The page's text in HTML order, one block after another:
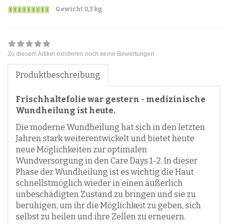
Gewicht 0,3 kg
Zu diesem Artikel existieren noch keine Bewertungen
Produktbeschreibung
Frischhaltefolie war gestern - medizinische
Wundheilung ist heute.
Die moderne Wundheilung hat sich in den letzten
Jahren stark weiterentwickelt und bietet heute
neue Möglichkeiten zur optimalen
Wundversorgung in den Care Days 1-2. In dieser
Phase der Wundheilung ist es wichtig die Haut
schnellstmöglich wieder in einen äußerlich
unbeschädigten Zustand zu bringen und sie zu
beruhigen, um ihr die Möglichkeit zu geben, sich
selbst zu heilen und ihre Zellen zu erneuern.